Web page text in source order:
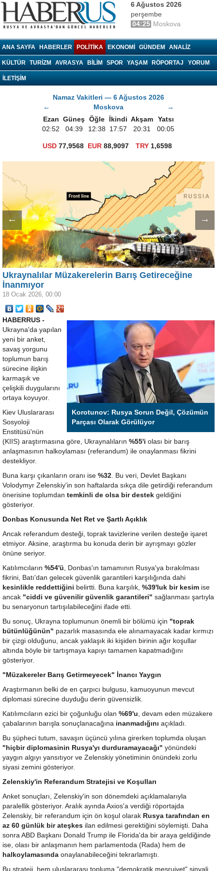
6 Ağustos 2026
perşembe
04:25 Moskova
ANA SAYFA HABERLER POLITIKA EKONOMI GÜNDEM ANALIZ
KÜLTÜR TURIZM AVRASYA BILIM SPOR YAŞAM RÖPORTAJ YORUM
İLETİŞİM
Namaz Vakitleri — 6 Ağustos 2026
←
Moskova
→
Ezan Güneş Öğle İkindi Akşam
Yatsı
02:52
04:39 12:38 17:57 20:31 00:05
USD 77,9568 EUR 88,9097 TRY1,6598
← →
Ukraynalılar Müzakerelerin Barış Getireceğine
İnanmıyor
18 Ocak 2026, 00:00
Korotunov: Rusya Sorun Değil, Çözümün
Parçası Olarak Görülüyor
HABERRUS -
Ukrayna'da yapılan
yeni bir anket,
savaş yorgunu
toplumun barış
sürecine ilişkin
karmaşık ve
çelişkili duygularını
ortaya koyuyor.
Kiev Uluslararası
Sosyoloji
Enstitüsü'nün
(KIIS) araştırmasına göre, Ukraynalıların %55'i olası bir barış
anlaşmasının halkoylaması (referandum) ile onaylanması fikrini
destekliyor.
Buna karşı çıkanların oranı ise %32. Bu veri, Devlet Başkanı
Volodymyr Zelenskiy'in son haftalarda sıkça dile getirdiği referandum
önerisine toplumdan temkinli de olsa bir destek geldiğini
gösteriyor.
Donbas Konusunda Net Ret ve Şartlı Açıklık
Ancak referandum desteği, toprak tavizlerine verilen desteğe işaret
etmiyor. Aksine, araştırma bu konuda derin bir ayrışmayı gözler
önüne seriyor.
Katılımcıların %54'ü, Donbas'ın tamamının Rusya'ya bırakılması
fikrini, Batı'dan gelecek güvenlik garantileri karşılığında dahi
kesinlikle reddettiğini belirtti. Buna karşılık, %39'luk bir kesim ise
ancak "ciddi ve güvenilir güvenlik garantileri" sağlanması şartıyla
bu senaryonun tartışılabileceğini ifade etti.
Bu sonuç, Ukrayna toplumunun önemli bir bölümü için "toprak
bütünlüğünün" pazarlık masasında ele alınamayacak kadar kırmızı
bir çizgi olduğunu, ancak yaklaşık iki kişiden birinin ağır koşullar
altında böyle bir tartışmaya kapıyı tamamen kapatmadığını
gösteriyor.
"Müzakereler Barış Getirmeyecek" İnancı Yaygın
Araştırmanın belki de en çarpıcı bulgusu, kamuoyunun mevcut
diplomasi sürecine duyduğu derin güvensizlik.
Katılımcıların ezici bir çoğunluğu olan %69'u, devam eden müzakere
çabalarının barışla sonuçlanacağına inanmadığını açıkladı.
Bu şüpheci tutum, savaşın üçüncü yılına girerken toplumda oluşan
"hiçbir diplomasinin Rusya'yı durduramayacağı" yönündeki
yaygın algıyı yansıtıyor ve Zelenskiy yönetiminin önündeki zorlu
siyasi zemini gösteriyor.
Zelenskiy'in Referandum Stratejisi ve Koşulları
Anket sonuçları, Zelenskiy'in son dönemdeki açıklamalarıyla
paralellik gösteriyor. Aralık ayında Axios'a verdiği röportajda
Zelenskiy, bir referandum için ön koşul olarak Rusya tarafından en
az 60 günlük bir ateşkes ilan edilmesi gerektiğini söylemişti. Daha
sonra ABD Başkanı Donald Trump ile Florida'da bir araya geldiğinde
ise, olası bir anlaşmanın hem parlamentoda (Rada) hem de
halkoylamasında onaylanabileceğini tekrarlamıştı.
Bu strateji, hem uluslararası topluma "demokratik meşruiyet" sinyali